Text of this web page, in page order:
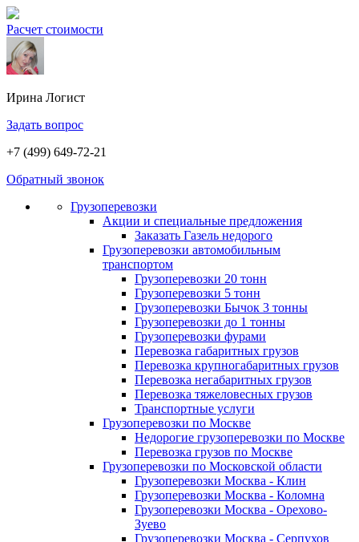
Расчет стоимости
Ирина Логист
Задать вопрос
+7 (499) 649-72-21
Обратный звонок
Грузоперевозки
Акции и специальные предложения
Заказать Газель недорого
Грузоперевозки автомобильным
транспортом
Грузоперевозки 20 тонн
Грузоперевозки 5 тонн
Грузоперевозки Бычок 3 тонны
Грузоперевозки до 1 тонны
Грузоперевозки фурами
Перевозка габаритных грузов
Перевозка крупногабаритных грузов
Перевозка негабаритных грузов
Перевозка тяжеловесных грузов
Транспортные услуги
Грузоперевозки по Москве
Недорогие грузоперевозки по Москве
Перевозка грузов по Москве
Грузоперевозки по Московской области
Грузоперевозки Москва - Клин
Грузоперевозки Москва - Коломна
Грузоперевозки Москва - Орехово-
Зуево
Грузоперевозки Москва - Серпухов